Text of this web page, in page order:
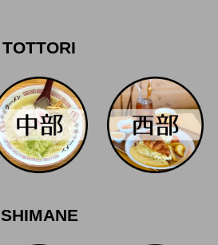
TOTTORI
SHIMANE